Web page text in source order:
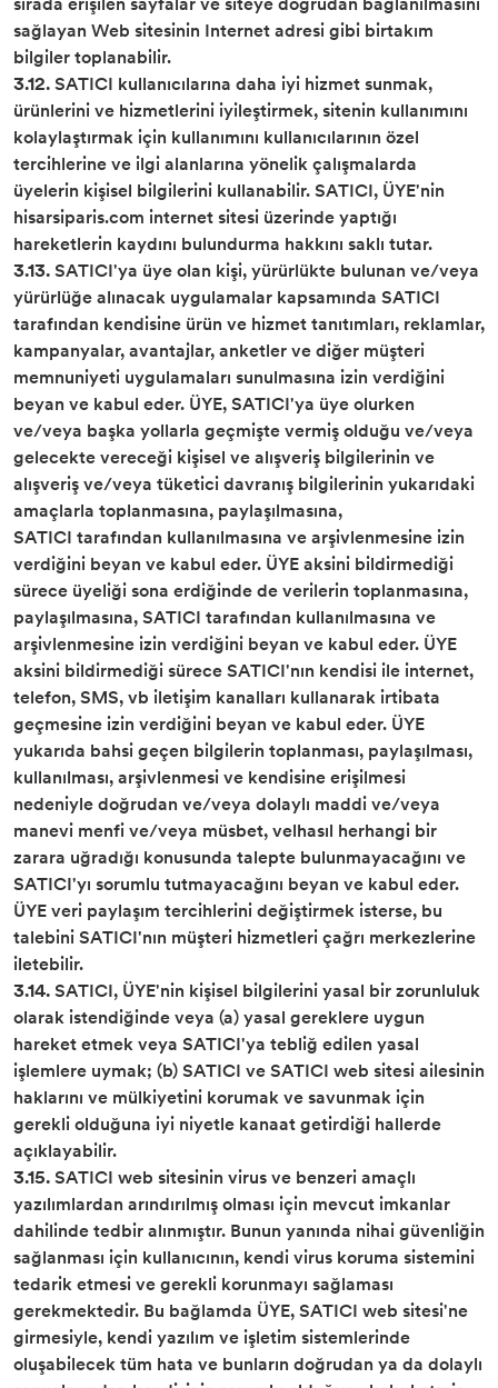
sağlayan Web sitesinin Internet adresi gibi birtakım
bilgiler toplanabilir.
3.12.SATICI kullanıcılarına daha iyi hizmet sunmak,
ürünlerini ve hizmetlerini iyileştirmek, sitenin kullanımını
kolaylaştırmak için kullanımını kullanıcılarının özel
tercihlerine ve ilgi alanlarına yönelik çalışmalarda
üyelerin kişisel bilgilerini kullanabilir. SATICI, ÜYE'nin
hisarsiparis.com internet sitesi üzerinde yaptığı
hareketlerin kaydını bulundurma hakkını saklı tutar.
3.13.SATICI'ya üye olan kişi, yürürlükte bulunan ve/veya
yürürlüğe alınacak uygulamalar kapsamında SATICI
tarafından kendisine ürün ve hizmet tanıtımları, reklamlar,
kampanyalar, avantajlar, anketler ve diğer müşteri
memnuniyeti uygulamaları sunulmasına izin verdiğini
beyan ve kabul eder. ÜYE, SATICI'ya üye olurken
ve/veya başka yollarla geçmişte vermiş olduğu ve/veya
gelecekte vereceği kişisel ve alışveriş bilgilerinin ve
alışveriş ve/veya tüketici davranış bilgilerinin yukarıdaki
amaçlarla toplanmasına, paylaşılmasına,
SATICI tarafından kullanılmasına ve arşivlenmesine izin
verdiğini beyan ve kabul eder. ÜYE aksini bildirmediği
sürece üyeliği sona erdiğinde de verilerin toplanmasına,
paylaşılmasına, SATICI tarafından kullanılmasına ve
arşivlenmesine izin verdiğini beyan ve kabul eder. ÜYE
aksini bildirmediği sürece SATICI'nın kendisi ile internet,
telefon, SMS, vb iletişim kanalları kullanarak irtibata
geçmesine izin verdiğini beyan ve kabul eder. ÜYE
yukarıda bahsi geçen bilgilerin toplanması, paylaşılması,
kullanılması, arşivlenmesi ve kendisine erişilmesi
nedeniyle doğrudan ve/veya dolaylı maddi ve/veya
manevi menfi ve/veya müsbet, velhasıl herhangi bir
zarara uğradığı konusunda talepte bulunmayacağını ve
SATICI'yı sorumlu tutmayacağını beyan ve kabul eder.
ÜYE veri paylaşım tercihlerini değiştirmek isterse, bu
talebini SATICI'nın müşteri hizmetleri çağrı merkezlerine
iletebilir.
3.14.SATICI, ÜYE'nin kişisel bilgilerini yasal bir zorunluluk
olarak istendiğinde veya (a) yasal gereklere uygun
hareket etmek veya SATICI'ya tebliğ edilen yasal
işlemlere uymak; (b) SATICI ve SATICI web sitesi ailesinin
haklarını ve mülkiyetini korumak ve savunmak için
gerekli olduğuna iyi niyetle kanaat getirdiği hallerde
açıklayabilir.
3.15.SATICI web sitesinin virus ve benzeri amaçlı
yazılımlardan arındırılmış olması için mevcut imkanlar
dahilinde tedbir alınmıştır. Bunun yanında nihai güvenliğin
sağlanması için kullanıcının, kendi virus koruma sistemini
tedarik etmesi ve gerekli korunmayı sağlaması
gerekmektedir. Bu bağlamda ÜYE, SATICI web sitesi'ne
girmesiyle, kendi yazılım ve işletim sistemlerinde
oluşabilecek tüm hata ve bunların doğrudan ya da dolaylı